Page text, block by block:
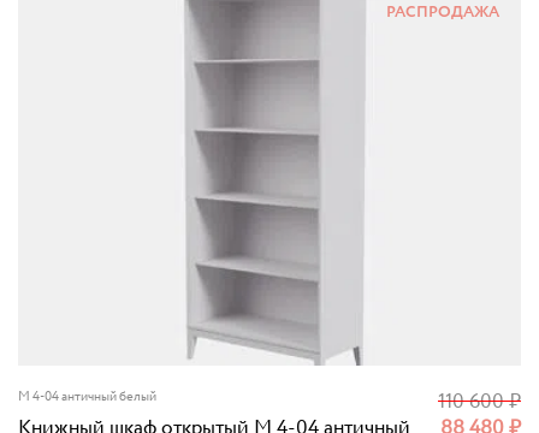
M 4-04 античный белый 110 600₽
РАСПРОДАЖА